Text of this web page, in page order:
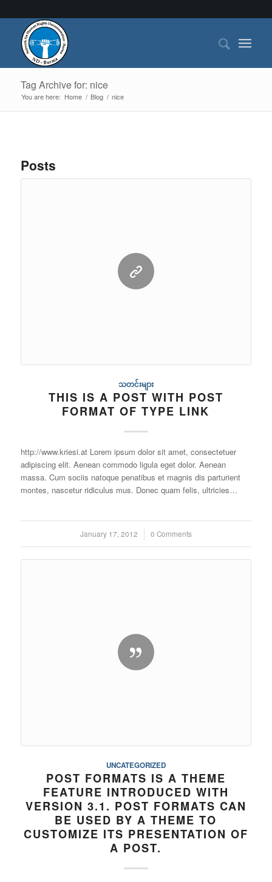
Tag Archive for: nice
You are here: Home / Blog / nice
Posts
သတင်းများ
THIS IS A POST WITH POST
FORMAT OF TYPE LINK
http://www.kriesi.at Lorem ipsum dolor sit amet, consectetuer
adipiscing elit. Aenean commodo ligula eget dolor. Aenean
massa. Cum sociis natoque penatibus et magnis dis parturient
montes, nascetur ridiculus mus. Donec quam felis, ultricies…
January 17, 2012
/ 0 Comments
UNCATEGORIZED
POST FORMATS IS A THEME
FEATURE INTRODUCED WITH
VERSION 3.1. POST FORMATS CAN
BE USED BY A THEME TO
CUSTOMIZE ITS PRESENTATION OF
A POST.